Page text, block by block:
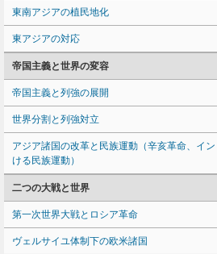
東南アジアの植民地化
東アジアの対応
帝国主義と世界の変容
帝国主義と列強の展開
世界分割と列強対立
アジア諸国の改革と民族運動（辛亥革命、イ
ける民族運動）
二つの大戦と世界
第一次世界大戦とロシア革命
ヴェルサイユ体制下の欧米諸国